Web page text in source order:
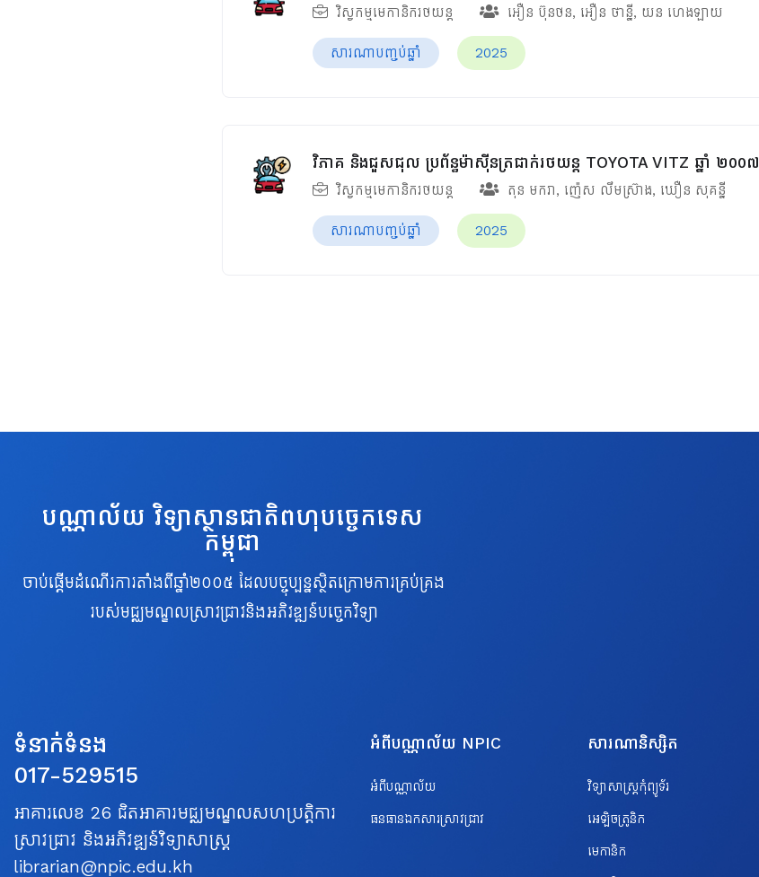
វិស្វកម្មមេកានិករថយន្ត អឿន ប៊ុនថន, អឿន ថាន្នី, យន ហេងឡាយ
សារណាបញ្ចប់ឆ្នាំ 2025
វិភាគ និងជួសជុល ប្រព័ន្ធម៉ាស៊ីនត្រជាក់រថយន្ត TOYOTA VITZ ឆ្នាំ ២០០៧
វិស្វកម្មមេកានិករថយន្ត តុន មករា, ញ៉េស លឹមស្រ៊ាង, ឃឿន សុគន្នី
សារណាបញ្ចប់ឆ្នាំ 2025
បណ្ណាល័យ វិទ្យាស្ថានជាតិពហុបច្ចេកទេស
កម្ពុជា
ចាប់ផ្តើមដំណើរការតាំងពីឆ្នាំ២០០៥ ដែលបច្ចុប្បន្នស្ថិតក្រោមការគ្រប់គ្រង
របស់មជ្ឈមណ្ឌលស្រាវជ្រាវនិងអភិវឌ្ឍន៍បច្ចេកវិទ្យា
ទំនាក់ទំនង
017-529515
អាគារលេខ 26 ជិតអាគារមជ្ឈមណ្ឌលសហប្រត្តិការ
ស្រាវជ្រាវ និងអភិវឌ្ឍន៍វិទ្យាសាស្ត្រ
librarian@npic.edu.kh
អំពីបណ្ណាល័យ NPIC
អំពីបណ្ណាល័យ
ធនធានឯកសារស្រាវជ្រាវ
សារណានិស្សិត
វិទ្យាសាស្ត្រកុំព្យូទ័រ
អេឡិចត្រូនិក
មេកានិក